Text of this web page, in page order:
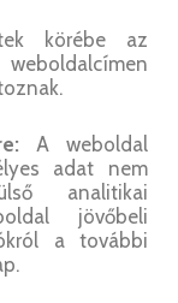
körébe az
A weboldal
adat nem
analitikai
jövőbeli
a további